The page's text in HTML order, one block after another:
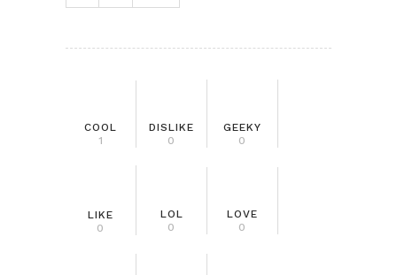
COOL
1
DISLIKE
0
GEEKY
0
LIKE
0
LOL
0
LOVE
0